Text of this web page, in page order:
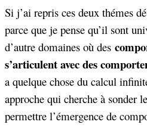
Si j’ai repris ces deux thémes
parce que je pense qu’il sont
d’autre domaines où des
s’articulent avec des
a quelque chose du calcul
approche qui cherche à sonder
permettre l’émergence de